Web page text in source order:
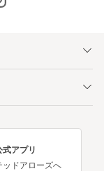
アプリ
ッドアローズへ